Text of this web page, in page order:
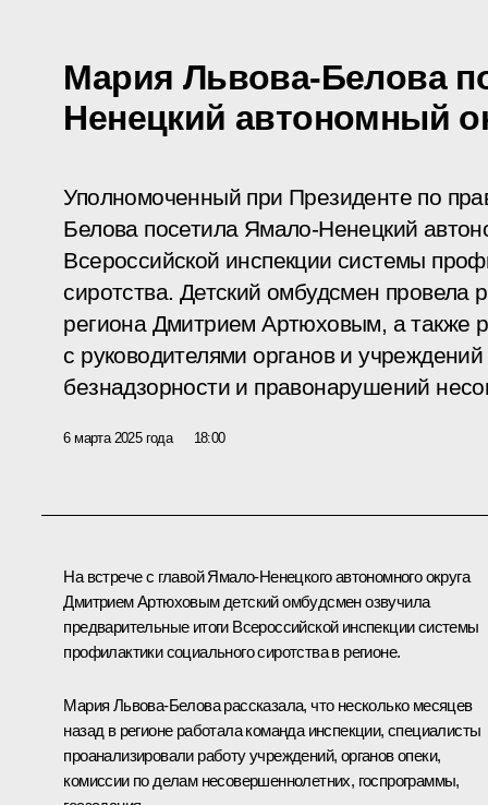
Мария Львова-Белова
Ненецкий автономный
Уполномоченный при Президенте по
Белова посетила Ямало-Ненецкий
Всероссийской инспекции системы
сиротства. Детский омбудсмен провела
региона Дмитрием Артюховым, а также
с руководителями органов и
безнадзорности и правонарушений
6 марта 2025 года 18:00
На встрече с главой Ямало-Ненецкого автономного округа
Дмитрием Артюховымдетский омбудсмен озвучила
предварительные итоги Всероссийской инспекции системы
профилактики социального сиротства в регионе.
Мария Львова-Беловарассказала, что несколько месяцев
назад в регионе работала команда инспекции, специалисты
проанализировали работу учреждений, органов опеки,
комиссии по делам несовершеннолетних, госпрограммы,